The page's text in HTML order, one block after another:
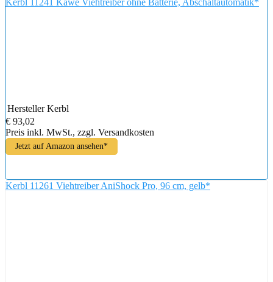
Hersteller Kerbl
€ 93,02
Preis inkl. MwSt., zzgl. Versandkosten
Jetzt auf Amazon ansehen*
Kerbl 11261 Viehtreiber AniShock Pro, 96 cm, gelb*